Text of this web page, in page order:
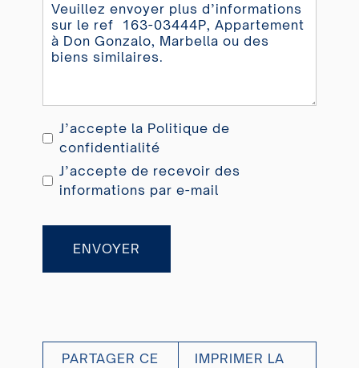
J’accepte la Politique de
confidentialité
J’accepte de recevoir des
informations par e-mail
ENVOYER
PARTAGER CE
IMPRIMER LA